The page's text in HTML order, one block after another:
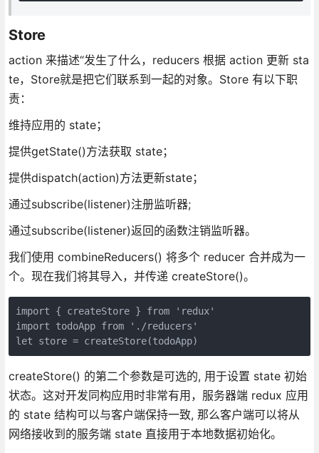
Store
action 来描述“发生了什么，reducers 根据 action 更新 sta
te，Store就是把它们联系到一起的对象。Store 有以下职
责：
维持应用的 state；
提供getState()方法获取 state；
提供dispatch(action)方法更新state；
通过subscribe(listener)注册监听器;
通过subscribe(listener)返回的函数注销监听器。
我们使用 combineReducers() 将多个 reducer 合并成为一
个。现在我们将其导入，并传递 createStore()。
import { createStore } from 'redux'
import todoApp from './reducers'
let store = createStore(todoApp)
createStore() 的第二个参数是可选的, 用于设置 state 初始
状态。这对开发同构应用时非常有用，服务器端 redux 应用
的 state 结构可以与客户端保持一致, 那么客户端可以将从
网络接收到的服务端 state 直接用于本地数据初始化。